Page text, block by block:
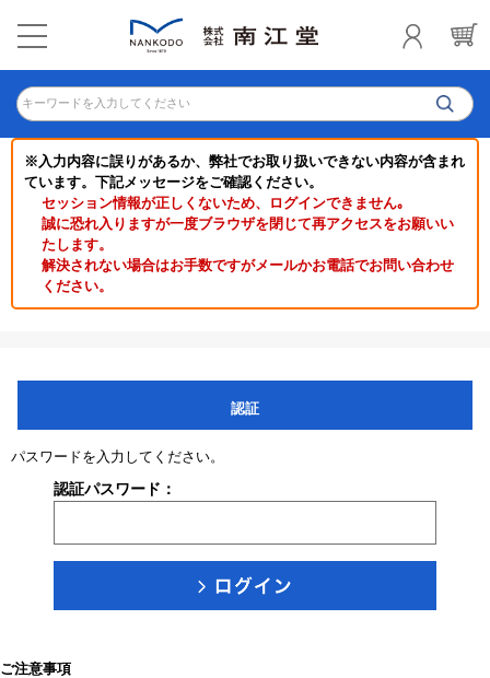
キーワードを入力してください
※入力内容に誤りがあるか、弊社でお取り扱いできない内容が含まれ
ています。下記メッセージをご確認ください。
セッション情報が正しくないため、ログインできません｡
誠に恐れ入りますが一度ブラウザを閉じて再アクセスをお願いい
たします。
解決されない場合はお手数ですがメールかお電話でお問い合わせ
ください。
認証
パスワードを入力してください。
認証パスワード：
ご注意事項